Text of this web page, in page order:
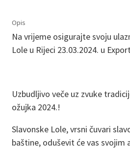
Opis
Na vrijeme osigurajte svoju
Lole u Rijeci 23.03.2024. u
Uzbudljivo veče uz zvuke
ožujka 2024.!
Slavonske Lole, vrsni čuvari
baštine, oduševit će vas svojim